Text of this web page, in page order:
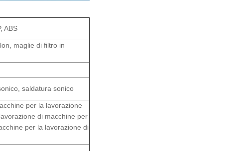
ABS
maglie di filtro in
saldatura sonico
per la lavorazione
di macchine per
per la lavorazione di